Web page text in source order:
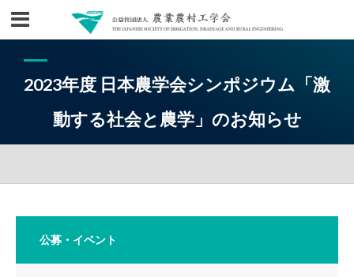
2023年度 日本農学会シンポジウム「激
動する社会と農学」のお知らせ
公募・イベント